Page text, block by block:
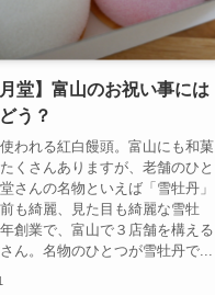
月堂】富山のお祝い事には
う？
われる紅白饅頭。富山にも和菓
くさんありますが、老舗のひと
さんの名物といえば「雪牡丹」
も綺麗、見た目も綺麗な雪牡
創業で、富山で３店舗を構える
ん。名物のひとつが雪牡丹で...